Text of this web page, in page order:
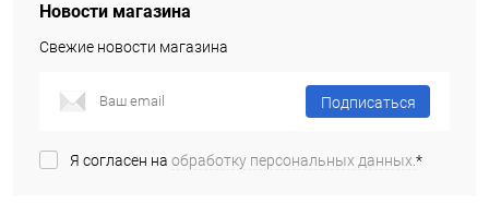
Новости магазина
Свежие новости магазина
Подписаться
Я согласен на обработку персональных данных.*